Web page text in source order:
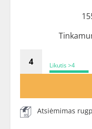
Likutis >4
Atsiėmimas